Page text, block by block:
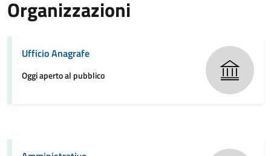
Organizzazioni
Ufficio Anagrafe
Oggi aperto al pubblico